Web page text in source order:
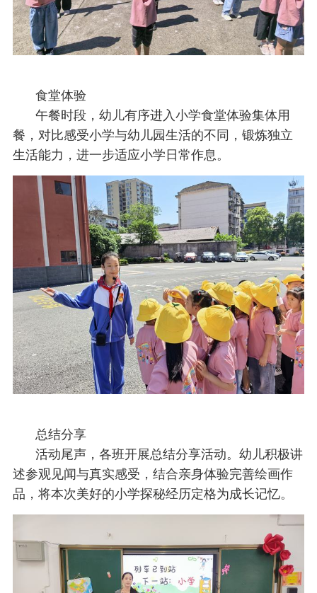
食堂体验
午餐时段，幼儿有序进入小学食堂体验集体用
餐，对比感受小学与幼儿园生活的不同，锻炼独立
生活能力，进一步适应小学日常作息。
总结分享
活动尾声，各班开展总结分享活动。幼儿积极讲
述参观见闻与真实感受，结合亲身体验完善绘画作
品，将本次美好的小学探秘经历定格为成长记忆。